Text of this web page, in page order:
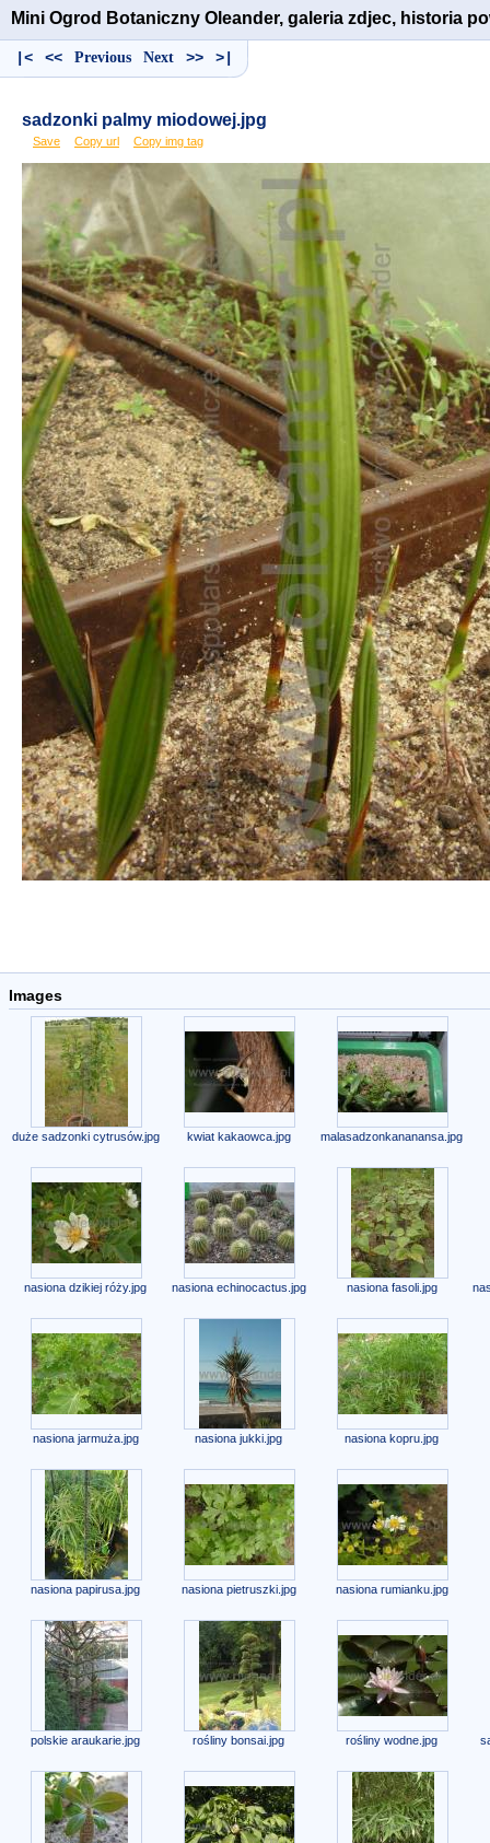
Mini Ogrod Botaniczny Oleander, galeria zdjec, historia
|< << Previous Next >> >|
sadzonki palmy miodowej.jpg
Save Copy url Copy img tag
Images
duże sadzonki cytrusów.jpg kwiat kakaowca.jpg malasadzonkananansa.jpg
nasiona dzikiej róży.jpg nasiona echinocactus.jpg nasiona fasoli.jpg
nasiona jarmuża.jpg nasiona jukki.jpg nasiona kopru.jpg
nasiona papirusa.jpg nasiona pietruszki.jpg nasiona rumianku.jpg
polskie araukarie.jpg rośliny bonsai.jpg rośliny wodne.jpg